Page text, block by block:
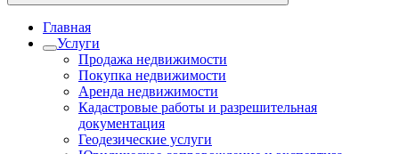
Главная
Услуги
Продажа недвижимости
Покупка недвижимости
Аренда недвижимости
Кадастровые работы и разрешительная
документация
Геодезические услуги